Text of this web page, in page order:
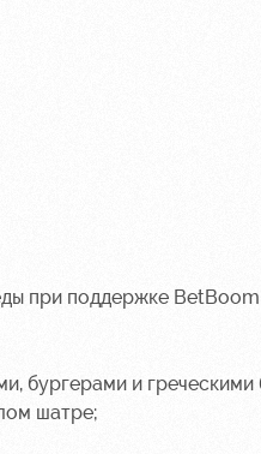
при поддержке
бургерами и
шатре;